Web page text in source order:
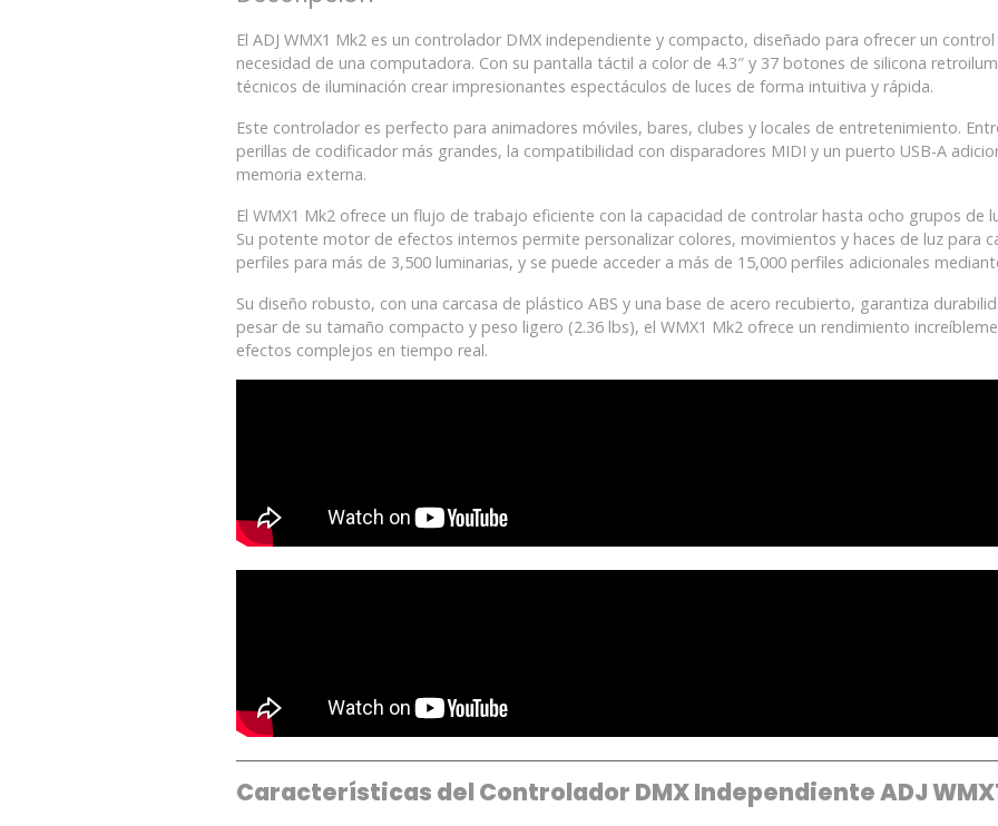
El ADJ WMX1 Mk2 es un controlador DMX independiente y compacto, diseñado para ofrecer un
necesidad de una computadora. Con su pantalla táctil a color de 4.3″ y 37 botones de silicona
técnicos de iluminación crear impresionantes espectáculos de luces de forma intuitiva y rápida.
Este controlador es perfecto para animadores móviles, bares, clubes y locales de entretenimiento.
perillas de codificador más grandes, la compatibilidad con disparadores MIDI y un puerto USB-A
memoria externa.
El WMX1 Mk2 ofrece un flujo de trabajo eficiente con la capacidad de controlar hasta ocho grupos de
Su potente motor de efectos internos permite personalizar colores, movimientos y haces de luz para
perfiles para más de 3,500 luminarias, y se puede acceder a más de 15,000 perfiles adicionales
Su diseño robusto, con una carcasa de plástico ABS y una base de acero recubierto, garantiza
pesar de su tamaño compacto y peso ligero (2.36 lbs), el WMX1 Mk2 ofrece un rendimiento
efectos complejos en tiempo real.
Características del Controlador DMX Independiente ADJ